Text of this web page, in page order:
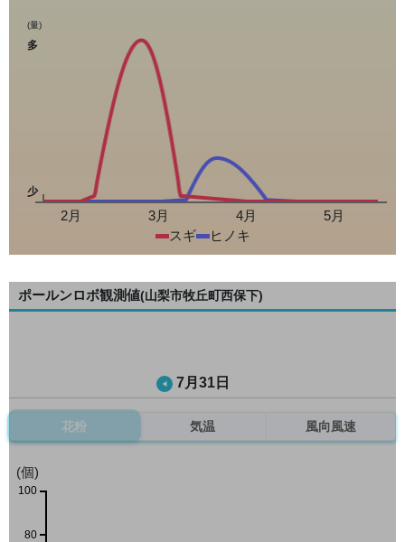
(量)
多
少
2月 3月 4月
5月
スギ
ヒノキ
ポールンロボ観測値(山梨市牧丘町西保下)
7月31日
花粉 気温 風向風速
(個)
80
100